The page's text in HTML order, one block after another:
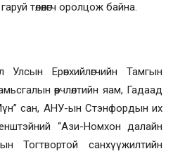
төлөөлөгч оролцож байна.
Ерөнхийлөгчийн Тамгын
өөрчлөлтийн яам, Гадаад
сан, АНУ-ын Стэнфордын их
“Ази-Номхон далайн
Тогтвортой санхүүжилтийн